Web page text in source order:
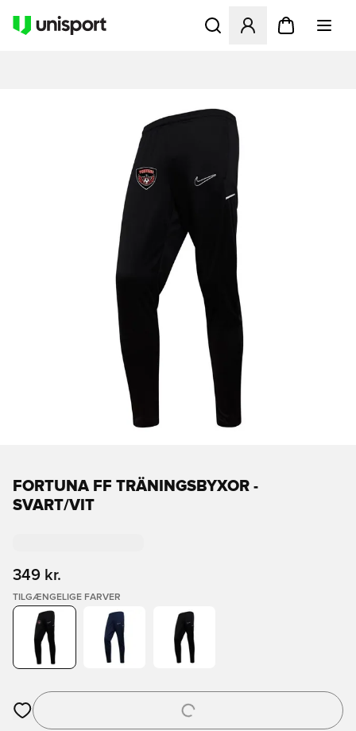
Åbner en Modal til at
FORTUNA FF TRÄNINGSBYXOR -
SVART/VIT
349 kr.
TILGÆNGELIGE FARVER
Åbner en Modal til at logge ind eller tilmelde dig som medlem